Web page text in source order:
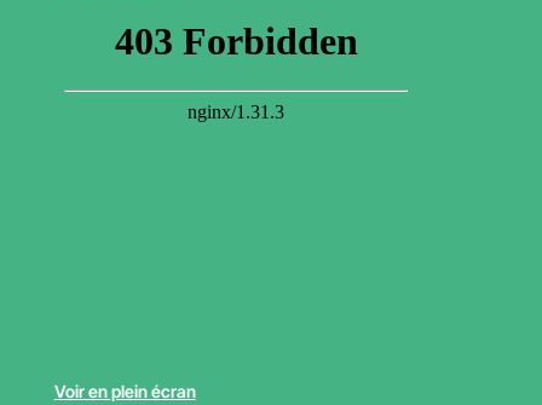
Voir en plein écran